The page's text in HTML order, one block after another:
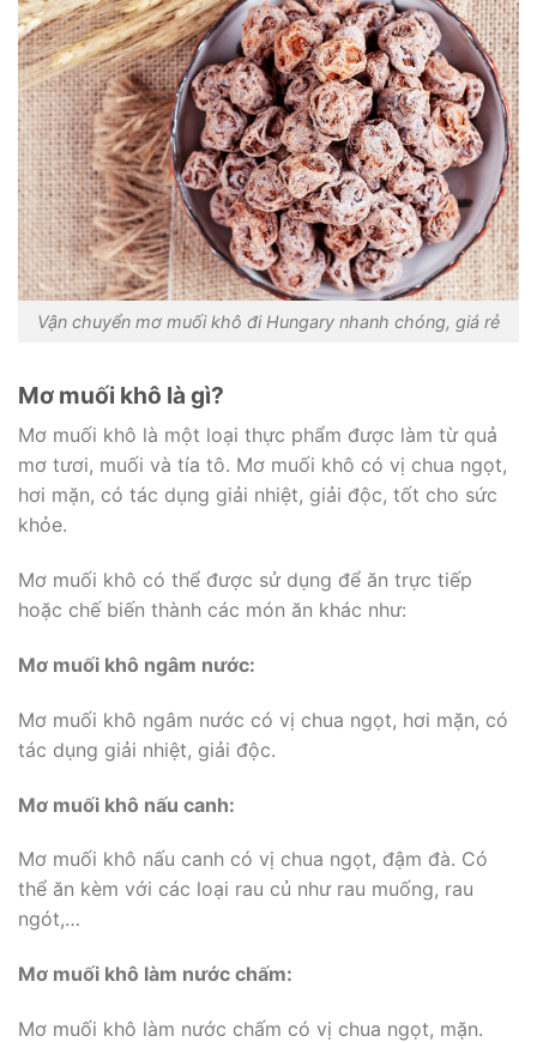
Vận chuyển mơ muối khô đi Hungary nhanh chóng, giá rẻ
Mơ muối khô là gì?
Mơ muối khô là một loại thực phẩm được làm từ quả
mơ tươi, muối và tía tô. Mơ muối khô có vị chua ngọt,
hơi mặn, có tác dụng giải nhiệt, giải độc, tốt cho sức
khỏe.
Mơ muối khô có thể được sử dụng để ăn trực tiếp
hoặc chế biến thành các món ăn khác như:
Mơ muối khô ngâm nước:
Mơ muối khô ngâm nước có vị chua ngọt, hơi mặn, có
tác dụng giải nhiệt, giải độc.
Mơ muối khô nấu canh:
Mơ muối khô nấu canh có vị chua ngọt, đậm đà. Có
thể ăn kèm với các loại rau củ như rau muống, rau
ngót,…
Mơ muối khô làm nước chấm:
Mơ muối khô làm nước chấm có vị chua ngọt, mặn.